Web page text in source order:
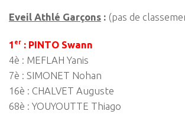
Eveil Athlé Garçons : (pas de
1 er : PINTO Swann
4è : MEFLAH Yanis
7è : SIMONET Nohan
16è : CHALVET Auguste
68è : YOUYOUTTE Thiago